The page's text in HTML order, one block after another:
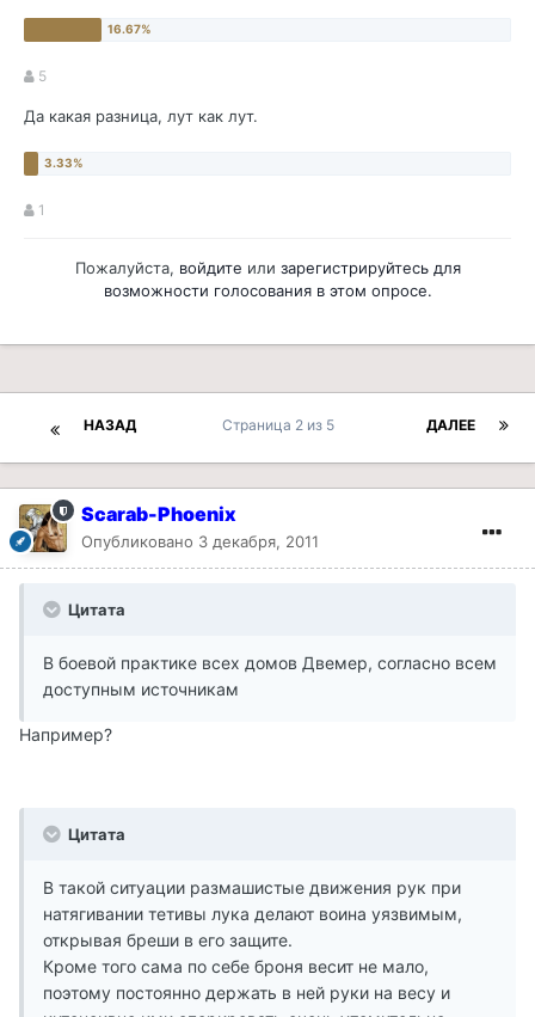
5
Да какая разница, лут как лут.
1
Пожалуйста, войдите или зарегистрируйтесьдля
возможности голосования в этом опросе.
НАЗАД ДАЛЕЕ
Страница 2 из 5
Scarab-Phoenix
Опубликовано 3 декабря, 2011
Цитата
В боевой практике всех домов Двемер, согласно всем
доступным источникам
Например?
Цитата
В такой ситуации размашистые движения рук при
натягивании тетивы лука делают воина уязвимым,
открывая бреши в его защите.
Кроме того сама по себе броня весит не мало,
поэтому постоянно держать в ней руки на весу и